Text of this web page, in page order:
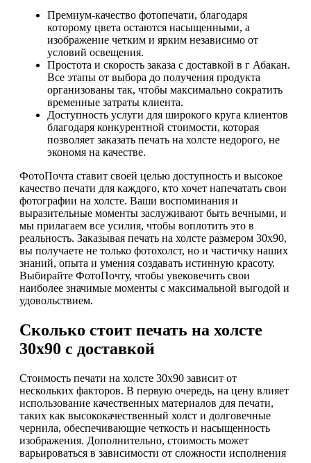
Премиум-качество фотопечати, благодаря
которому цвета остаются насыщенными, а
изображение четким и ярким независимо от
условий освещения.
Простота и скорость заказа с доставкой в г Абакан.
Все этапы от выбора до получения продукта
организованы так, чтобы максимально сократить
временные затраты клиента.
Доступность услуги для широкого круга клиентов
благодаря конкурентной стоимости, которая
позволяет заказать печать на холсте недорого, не
экономя на качестве.
ФотоПочта ставит своей целью доступность и высокое
качество печати для каждого, кто хочет напечатать свои
фотографии на холсте. Ваши воспоминания и
выразительные моменты заслуживают быть вечными, и
мы прилагаем все усилия, чтобы воплотить это в
реальность. Заказывая печать на холсте размером 30х90,
вы получаете не только фотохолст, но и частичку наших
знаний, опыта и умения создавать истинную красоту.
Выбирайте ФотоПочту, чтобы увековечить свои
наиболее значимые моменты с максимальной выгодой и
удовольствием.
Сколько стоит печать на холсте
30х90 с доставкой
Стоимость печати на холсте 30х90 зависит от
нескольких факторов. В первую очередь, на цену влияет
использование качественных материалов для печати,
таких как высококачественный холст и долговечные
чернила, обеспечивающие четкость и насыщенность
изображения. Дополнительно, стоимость может
варьироваться в зависимости от сложности исполнения